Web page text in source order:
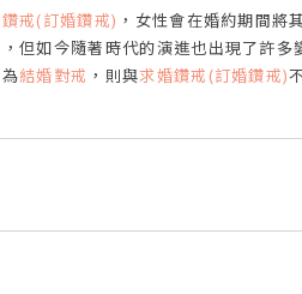
戒(訂婚鑽戒) ，女性會在婚約期間將
但如今隨著時代的演進也出現了許多
結婚對戒 ，則與求婚鑽戒(訂婚鑽戒)